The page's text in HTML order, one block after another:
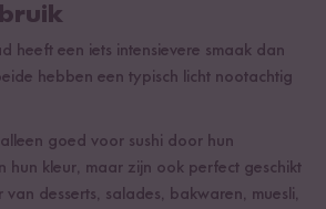
heeft een iets intensievere smaak dan
hebben een typisch licht nootachtig
goed voor sushi door hun
hun kleur, maar zijn ook perfect geschikt
van desserts, salades, bakwaren, muesli,